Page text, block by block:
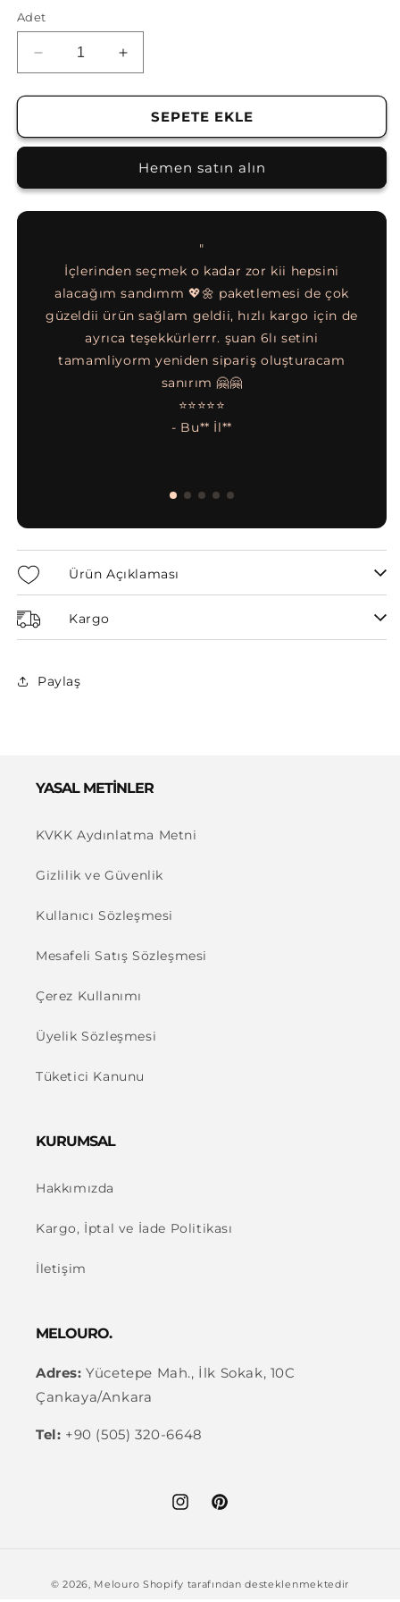
Adet
Kanvas
Tablo
|
için
Kanvas
Tablo
|
PARIS!
için
artırın
SEPETE EKLE
Hemen satın alın
"
İçlerinden seçmek o kadar zor kii hepsini
alacağım sandımm 💖🌼 paketlemesi de çok
güzeldii ürün sağlam geldii, hızlı kargo için de
ayrıca teşekkürlerrr. şuan 6lı setini
tamamliyorm yeniden sipariş oluşturacam
sanırım 🤗🤗
⭐⭐⭐⭐⭐
- Bu** İl**
Ürün Açıklaması
Kargo
Paylaş
YASAL METİNLER
KVKK Aydınlatma Metni
Gizlilik ve Güvenlik
Kullanıcı Sözleşmesi
Mesafeli Satış Sözleşmesi
Çerez Kullanımı
Üyelik Sözleşmesi
Tüketici Kanunu
KURUMSAL
Hakkımızda
Kargo, İptal ve İade Politikası
İletişim
MELOURO.
Adres: Yücetepe Mah., İlk Sokak, 10C
Çankaya/Ankara
Tel: +90 (505) 320-6648
InstagramPinterest
© 2026, Melouro Shopify tarafından desteklenmektedir